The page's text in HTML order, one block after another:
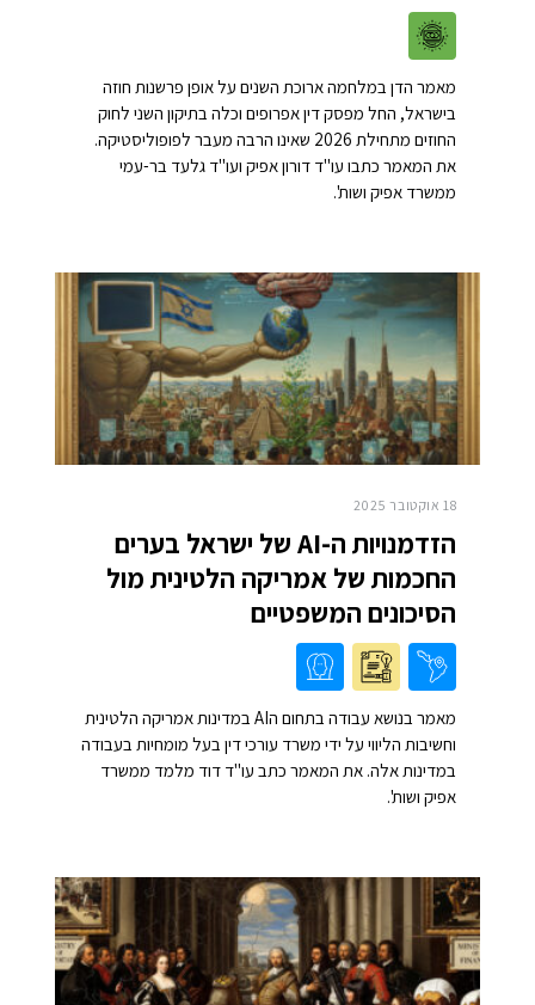
מאמר הדן במלחמה ארוכת השנים על אופן פרשנות חוזה
בישראל, החל מפסק דין אפרופים וכלה בתיקון השני לחוק
החוזים מתחילת 2026 שאינו הרבה מעבר לפופוליסטיקה.
את המאמר כתבו עו"ד דורון אפיק ועו"ד גלעד בר-עמי
ממשרד אפיק ושות'.
18 אוקטובר 2025
הזדמנויות ה-AI של ישראל בערים
החכמות של אמריקה הלטינית מול
הסיכונים המשפטיים
מאמר בנושא עבודה בתחום הAI במדינות אמריקה הלטינית
וחשיבות הליווי על ידי משרד עורכי דין בעל מומחיות בעבודה
במדינות אלה. את המאמר כתב עו"ד דוד מלמד ממשרד
אפיק ושות'.